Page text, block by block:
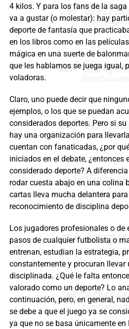
4 kilos. Y para los fans de la saga
va a gustar (o molestar): hay
deporte de fantasía que
en los libros como en las
mágica en una suerte de
que les hablamos se juega igual,
voladoras.
Claro, uno puede decir que
ejemplos, o los que se puedan
considerados deportes. Pero si
hay una organización para
cuentan con fanaticadas, ¿por
iniciados en el debate, ¿entonces
considerado deporte? A
rodar cuesta abajo en una colina
cartas lleva mucha delantera para
reconocimiento de disciplina
Los jugadores profesionales o
pasos de cualquier futbolista o
entrenan, estudian la estrategia,
constantemente y procuran llevar
disciplinada. ¿Qué le falta
valorado como un deporte? Lo
continuación, pero, en general,
se debe a que el juego ya se
ya que no se basa únicamente en